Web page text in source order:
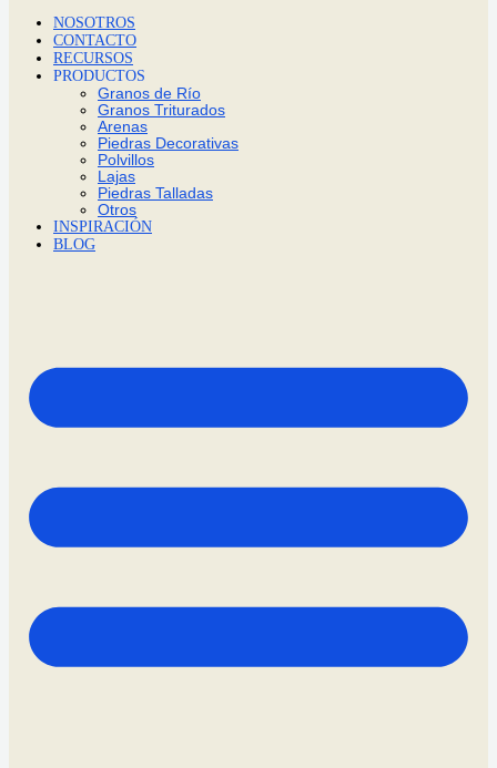
NOSOTROS
CONTACTO
RECURSOS
PRODUCTOS
Granos de Río
Granos Triturados
Arenas
Piedras Decorativas
Polvillos
Lajas
Piedras Talladas
Otros
INSPIRACIÓN
BLOG